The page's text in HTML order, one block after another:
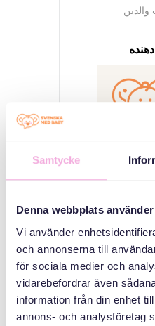
Samtycke
Denna webbplats
Vi använder
och annonserna till
för sociala medier och
vidarebefordrar även
information från din enhet
annons- och analysföretag